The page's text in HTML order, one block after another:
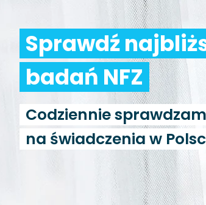
Sprawdź
badań NFZ
Codziennie
na świadczenia w